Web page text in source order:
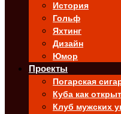
История
Гольф
Яхтинг
Дизайн
Юмор
Проекты
Погарская
Куба как
Клуб мужских